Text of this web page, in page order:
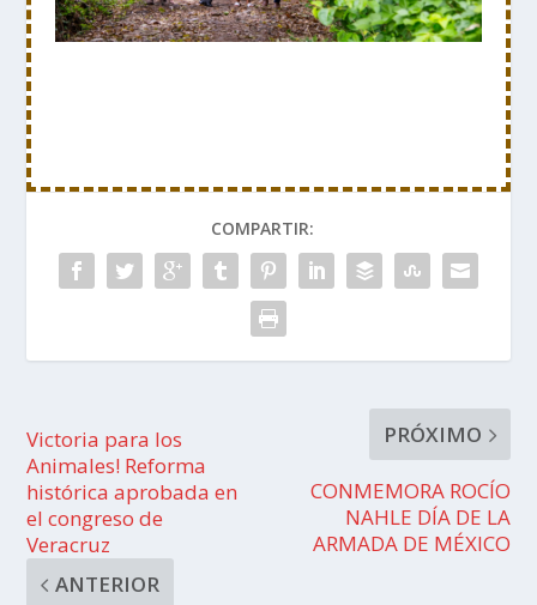
COMPARTIR:
Victoria para los
Animales! Reforma
histórica aprobada en
el congreso de
Veracruz
ANTERIOR
PRÓXIMO
CONMEMORA ROCÍO
NAHLE DÍA DE LA
ARMADA DE MÉXICO